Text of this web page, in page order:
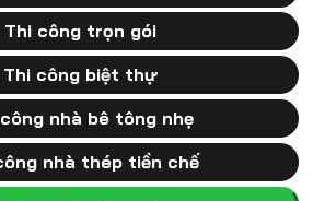
Thi công trọn gói
Thi công biệt thự
nhà bê tông nhẹ
nhà thép tiền chế